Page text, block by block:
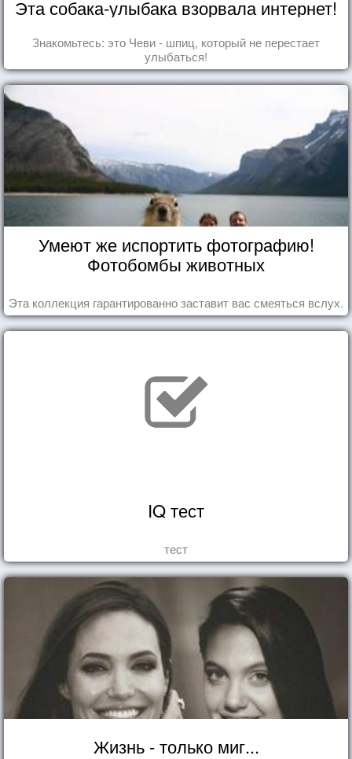
Эта собака-улыбака взорвала интернет!
Знакомьтесь: это Чеви - шпиц, который не перестает
улыбаться!
Умеют же испортить фотографию!
Фотобомбы животных
Эта коллекция гарантированно заставит вас смеяться вслух.
IQ тест
тест
Жизнь - только миг...